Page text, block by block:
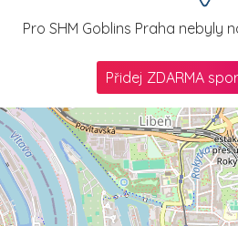
Pro SHM Goblins Praha nebyly
Přidej ZDARMA